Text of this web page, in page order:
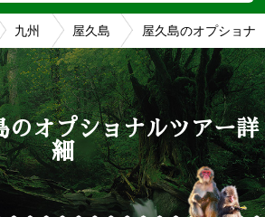
九州 屋久島 屋久島のオプショナ
のオプショナルツアー詳
細